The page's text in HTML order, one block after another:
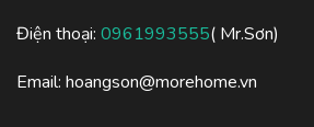
Điện thoại: 0961993555( Mr.Sơn)
Email: hoangson@morehome.vn